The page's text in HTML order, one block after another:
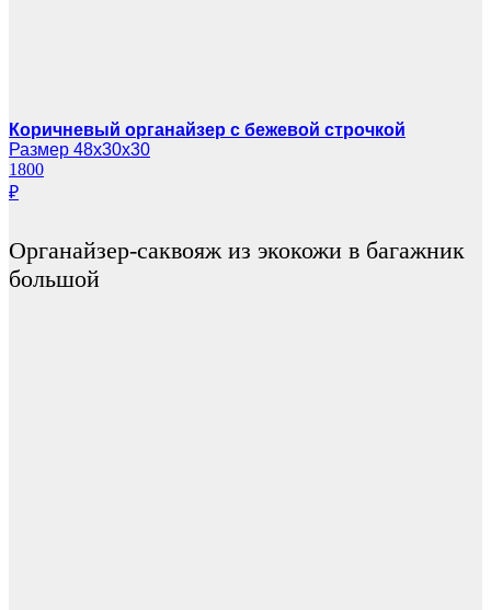
Коричневый органайзер с бежевой строчкой
Размер 48х30х30
1800
₽
Органайзер-саквояж из экокожи в багажник
большой